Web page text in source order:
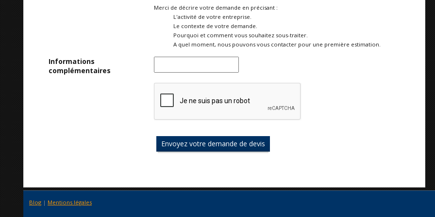
Merci de décrire votre demande en précisant :
L'activité de votre entreprise.
Le contexte de votre demande.
Pourquoi et comment vous souhaitez sous-traiter.
A quel moment, nous pouvons vous contacter pour une première estimation.
Informations
complémentaires
Blog | Mentions légales